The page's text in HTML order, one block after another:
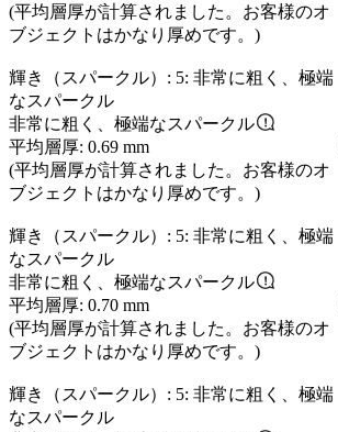
(平均層厚が計算されました。お客様のオ
ブジェクトはかなり厚めです。)
輝き（スパークル）: 5: 非常に粗く、極端
なスパークル
非常に粗く、極端なスパークル
平均層厚: 0.69 mm
(平均層厚が計算されました。お客様のオ
ブジェクトはかなり厚めです。)
輝き（スパークル）: 5: 非常に粗く、極端
なスパークル
非常に粗く、極端なスパークル
平均層厚: 0.70 mm
(平均層厚が計算されました。お客様のオ
ブジェクトはかなり厚めです。)
輝き（スパークル）: 5: 非常に粗く、極端
なスパークル